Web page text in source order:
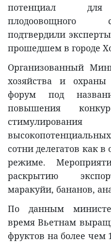
потенциал для
плодоовощного
подтвердили
прошедшем в городе
Организованный
хозяйства и
форум под
повышения
сотни делегатов как
режиме.
раскрытию
маракуйи, бананов,
По данным
время Вьетнам
фруктов на более чем